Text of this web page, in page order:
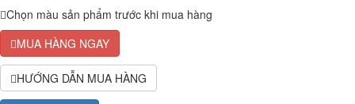
Chọn màu sản phẩm trước khi mua hàng
MUA HÀNG NGAY
HƯỚNG DẪN MUA HÀNG